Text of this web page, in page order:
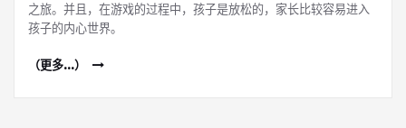
之旅。并且，在游戏的过程中，孩子是放松的，家长比较容易进入
孩子的内心世界。
（更多…）